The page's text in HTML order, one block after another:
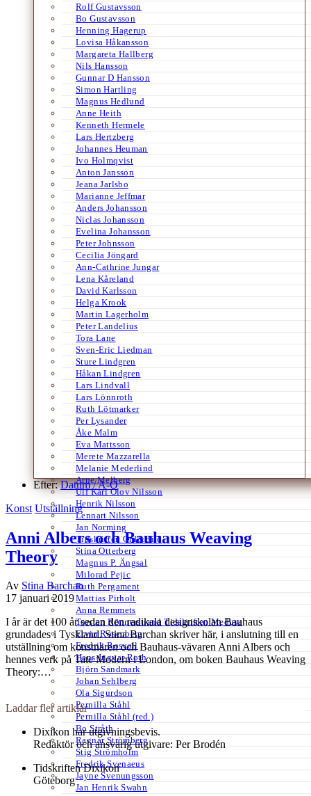
Rolf Gustavsson
Bo Gustavsson
Henning Hagerup
Lovisa Håkansson
Margareta Hallberg
Nils Hansson
Gunnar D Hansson
Simon Hartling
Magnus Hedlund
Anne Heith
Kenneth Hermele
Lars Hertzberg
Johannes Heuman
Ivo Holmqvist
Anton Jansson
Jeana Jarlsbo
Marianne Jeffmar
Anders Johansson
Niclas Johansson
Evelina Johansson
Peter Johnsson
Cecilia Jöngard
Ann-Cathrine Jungar
Lena Kåreland
David Karlsson
Helga Krook
Martin Lagerholm
Peter Landelius
Tora Lane
Sven-Eric Liedman
Sture Lindgren
Håkan Lindgren
Lars Lindvall
Lars Lönnroth
Ruth Lötmarker
Per Lysander
Åke Malm
Eva Mattsson
Merete Mazzarella
Melanie Mederlind
Arne Melberg
Ulf Karl Olov Nilsson
Henrik Nilsson
Lennart Nilsson
Jan Norming
Tidskriften Ord&Bild
Stina Otterberg
Magnus P. Ängsal
Milorad Pejic
Ruth Pergament
Mattias Pirholt
Anna Remmets
Torsten Rönnerstrand Tidskriften Medusa
Ervin Rosenberg
Fredrik Rosvall
Hans-Ingvar Roth
Björn Sandmark
Johan Sehlberg
Ola Sigurdson
Pernilla Ståhl
Pernilla Ståhl (red.)
Bo Stråth
Ragnar Strömberg
Stig Strömholm
Fredrik Svenaeus
Jayne Svenungsson
Jan Henrik Swahn
Efter:Datum /A-Ö
Konst Utställning
Anni Albers och Bauhaus Weaving
Theory
Av Stina Barchan
17 januari 2019
I år är det 100 år sedan den radikala designskolan Bauhaus
grundades i Tyskland. Stina Barchan skriver här, i anslutning till en
utställning om konstnären och Bauhaus-vävaren Anni Albers och
hennes verk på Tate Modern i London, om boken Bauhaus Weaving
Theory:…
Laddar fler artiklar
Dixikon har utgivningsbevis.
Redaktör och ansvarig utgivare: Per Brodén
Tidskriften Dixikon
Göteborg